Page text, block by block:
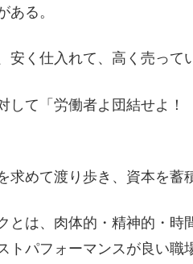
ある。
安く仕入れて、高く売って
して「労働者よ団結せよ
求めて渡り歩き、資本を蓄
とは、肉体的・精神的・
トパフォーマンスが良い職